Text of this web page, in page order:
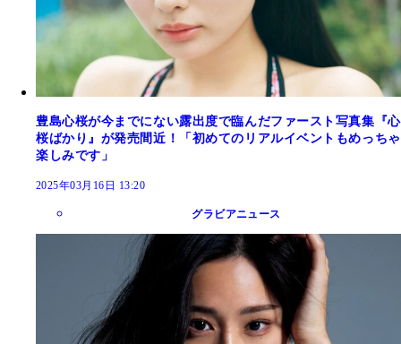
豊島心桜が今までにない露出度で臨んだファースト写真集『心
桜ばかり』が発売間近！「初めてのリアルイベントもめっちゃ
楽しみです」
2025年03月16日 13:20
グラビアニュース